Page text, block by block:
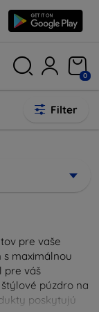
0
Filter
pre vaše
maximálnou
pre váš
púzdro na
poskytujú